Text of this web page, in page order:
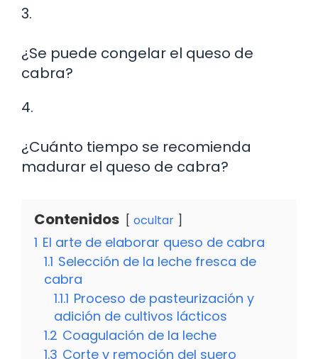
3.
¿Se puede congelar el queso de
cabra?
4.
¿Cuánto tiempo se recomienda
madurar el queso de cabra?
Contenidos ocultar
1 El arte de elaborar queso de cabra
1.1 Selección de la leche fresca de
cabra
1.1.1 Proceso de pasteurización y
adición de cultivos lácticos
1.2 Coagulación de la leche
1.3 Corte y remoción del suero